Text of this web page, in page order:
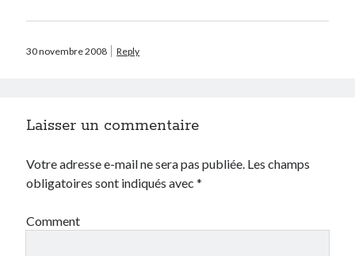
30 novembre 2008 Reply
Laisser un commentaire
Votre adresse e-mail ne sera pas publiée. Les champs
obligatoires sont indiqués avec*
Comment